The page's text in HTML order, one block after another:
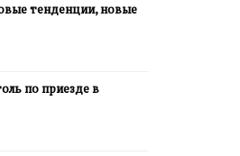
тенденции, новые
по приезде в